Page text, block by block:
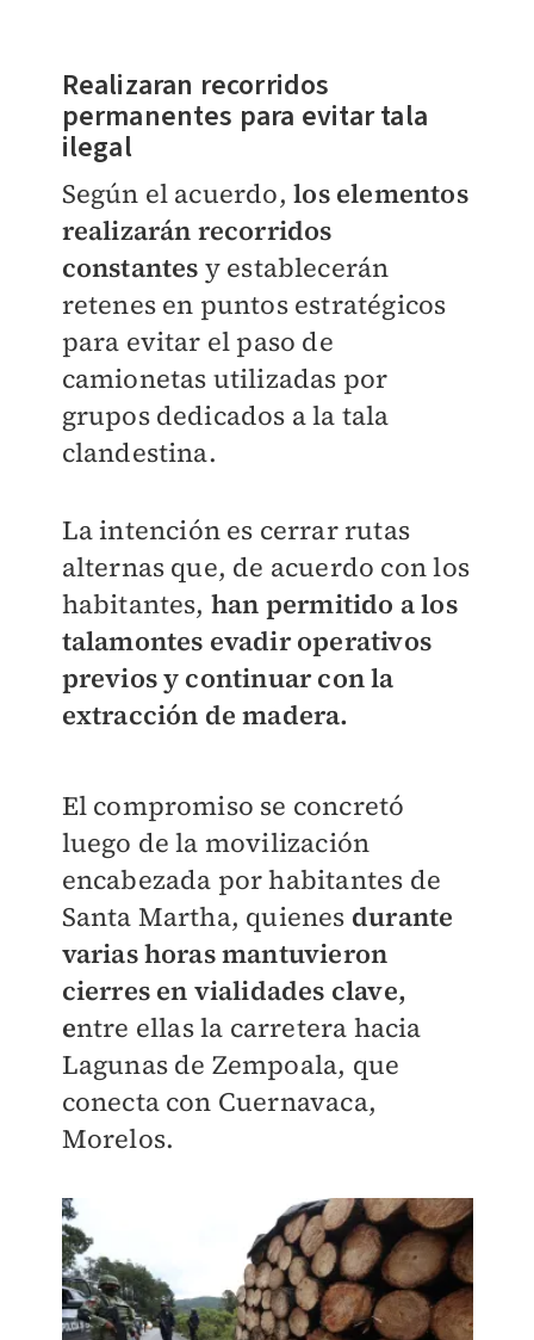
Realizaran recorridos
permanentes para evitar tala
ilegal
Según el acuerdo,los elementos
realizarán recorridos
constantes y establecerán
retenes en puntos estratégicos
para evitar el paso de
camionetas utilizadas por
grupos dedicados a la tala
clandestina.
La intención es cerrar rutas
alternas que, de acuerdo con los
habitantes, han permitido a los
talamontes evadir operativos
previos y continuar con la
extracción de madera.
El compromiso se concretó
luego de la movilización
encabezada por habitantes de
Santa Martha, quienes durante
varias horas mantuvieron
cierres en vialidades clave,
entre ellas la carretera hacia
Lagunas de Zempoala, que
conecta con Cuernavaca,
Morelos.